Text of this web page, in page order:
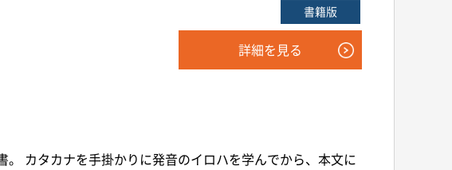
カタカナを手掛かりに発音のイロハを学んでから、本文に
書籍版
詳細を見る